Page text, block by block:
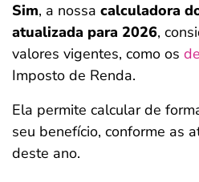
Sim, a nossa calculadora
atualizada para 2026,
valores vigentes, como os
Imposto de Renda.
Ela permite calcular de
seu benefício, conforme as
deste ano.